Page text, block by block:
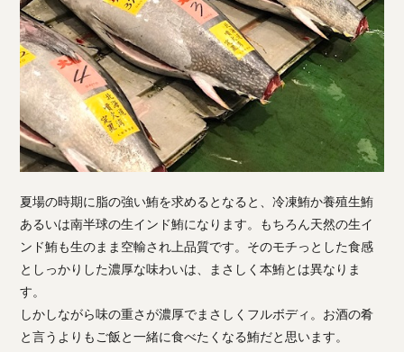
夏場の時期に脂の強い鮪を求めるとなると、冷凍鮪か養殖生鮪
あるいは南半球の生インド鮪になります。もちろん天然の生イ
ンド鮪も生のまま空輸され上品質です。そのモチっとした食感
としっかりした濃厚な味わいは、まさしく本鮪とは異なりま
す。
しかしながら味の重さが濃厚でまさしくフルボディ。お酒の肴
と言うよりもご飯と一緒に食べたくなる鮪だと思います。